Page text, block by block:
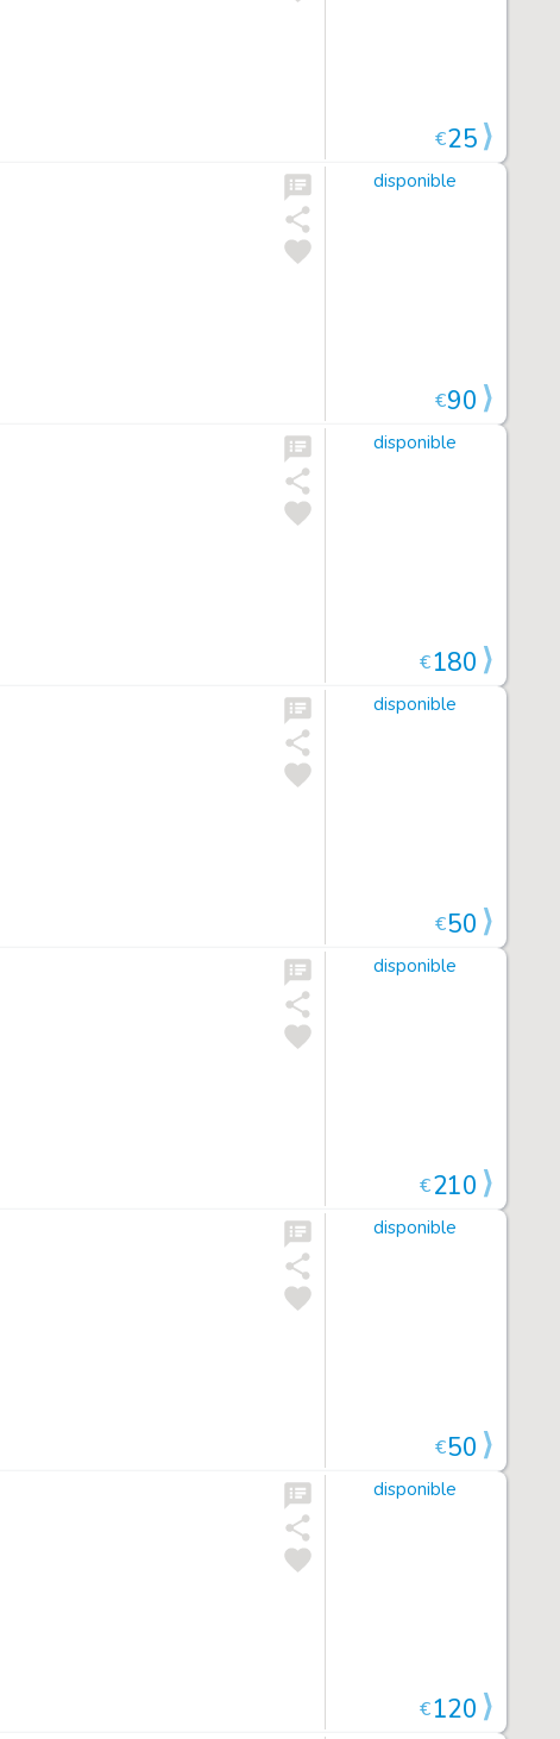
€25
disponible
€90
disponible
€180
disponible
€50
disponible
€210
disponible
€50
disponible
€120